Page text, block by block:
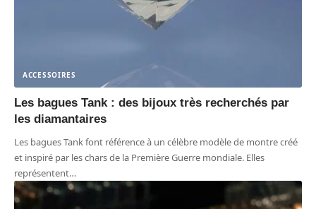
ACCESSOIRES
Les bagues Tank : des bijoux très recherchés par
les diamantaires
Les bagues Tank font référence à un célèbre modèle de montre créé
et inspiré par les chars de la Première Guerre mondiale. Elles
représentent…